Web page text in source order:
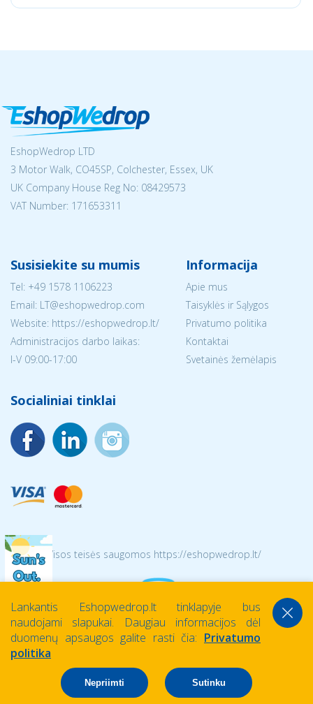
EshopWedrop LTD
3 Motor Walk, CO45SP, Colchester, Essex, UK
UK Company House Reg No: 08429573
VAT Number: 171653311
Susisiekite su mumis
Tel: +49 1578 1106223
Email: LT@eshopwedrop.com
Website: https://eshopwedrop.lt/
Administracijos darbo laikas:
I-V 09:00-17:00
Informacija
Apie mus
Taisyklės ir Sąlygos
Privatumo politika
Kontaktai
Svetainės žemėlapis
Socialiniai tinklai
© 2026 Visos teisės saugomos https://eshopwedrop.lt/
Lankantis Eshopwedrop.lt tinklapyje bus
naudojami slapukai. Daugiau informacijos dėl
duomenų apsaugos galite rasti čia: Privatumo
politika
Nepriimti Sutinku